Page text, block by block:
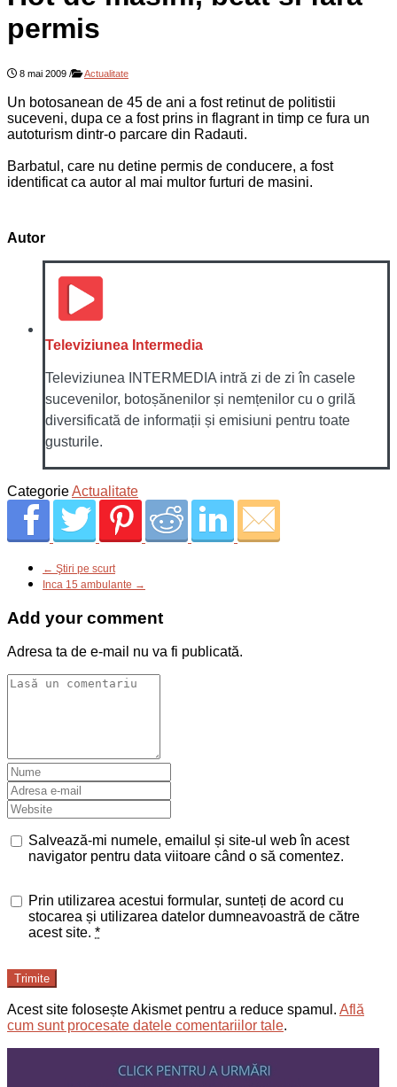
permis
8 mai 2009 / Actualitate
Un botosanean de 45 de ani a fost retinut de politistii
suceveni, dupa ce a fost prins in flagrant in timp ce fura un
autoturism dintr-o parcare din Radauti.
Barbatul, care nu detine permis de conducere, a fost
identificat ca autor al mai multor furturi de masini.
Autor
Televiziunea Intermedia
Televiziunea INTERMEDIA intră zi de zi în casele
sucevenilor, botoșănenilor și nemțenilor cu o grilă
diversificată de informații și emisiuni pentru toate
gusturile.
CategorieActualitate
← Ştiri pe scurt
Inca 15 ambulante →
Add your comment
Adresa ta de e-mail nu va fi publicată.
Salvează-mi numele, emailul și site-ul web în acest
navigator pentru data viitoare când o să comentez.
Prin utilizarea acestui formular, sunteți de acord cu
stocarea și utilizarea datelor dumneavoastră de către
acest site. *
Trimite
Acest site folosește Akismet pentru a reduce spamul. Află
cum sunt procesate datele comentariilor tale.